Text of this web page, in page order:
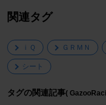
関連タグ
ｉＱ ＧＲＭＮ
シート
タグの関連記事(